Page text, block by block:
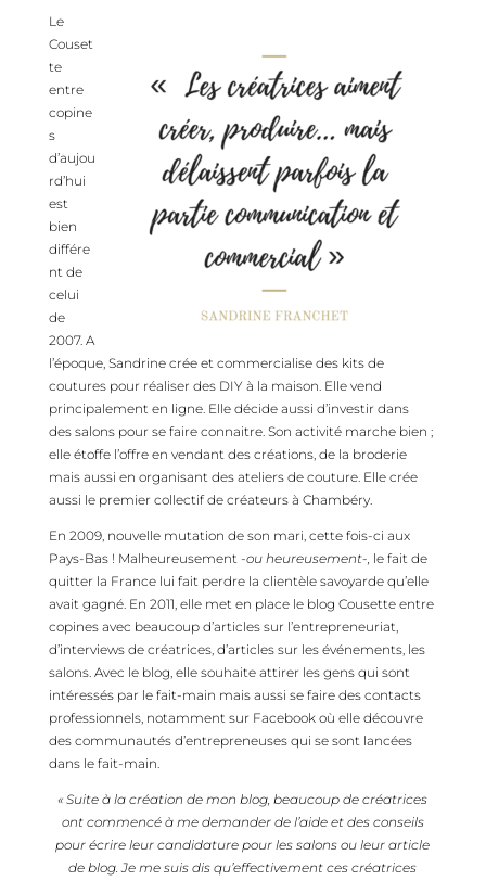
Le
Couset
te
entre
copine
s
d’aujou
rd’hui
est
bien
différe
nt de
celui
de
2007. A
l’époque, Sandrine crée et commercialise des kits de
coutures pour réaliser des DIY à la maison. Elle vend
principalement en ligne. Elle décide aussi d’investir dans
des salons pour se faire connaitre. Son activité marche bien ;
elle étoffe l’offre en vendant des créations, de la broderie
mais aussi en organisant des ateliers de couture. Elle crée
aussi le premier collectif de créateurs à Chambéry.
En 2009, nouvelle mutation de son mari, cette fois-ci aux
Pays-Bas ! Malheureusement -ou heureusement-, le fait de
quitter la France lui fait perdre la clientèle savoyarde qu’elle
avait gagné. En 2011, elle met en place le blog Cousette entre
copines avec beaucoup d’articles sur l’entrepreneuriat,
d’interviews de créatrices, d’articles sur les événements, les
salons. Avec le blog, elle souhaite attirer les gens qui sont
intéressés par le fait-main mais aussi se faire des contacts
professionnels, notamment sur Facebook où elle découvre
des communautés d’entrepreneuses qui se sont lancées
dans le fait-main.
« Suite à la création de mon blog, beaucoup de créatrices
ont commencé à me demander de l’aide et des conseils
pour écrire leur candidature pour les salons ou leur article
de blog. Je me suis dis qu’effectivement ces créatrices